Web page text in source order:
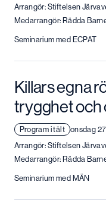
Arrangör: Stiftelsen
Medarrangör: Rädda
Seminarium med ECPAT
Killars egna
trygghet och
Program i tält onsdag
Arrangör: Stiftelsen
Medarrangör: Rädda
Seminarium med MÄN